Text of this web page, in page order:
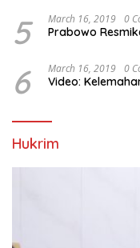
5 March 16, 2019 0
Prabowo
6 March 16, 2019 0
Video:
Hukrim